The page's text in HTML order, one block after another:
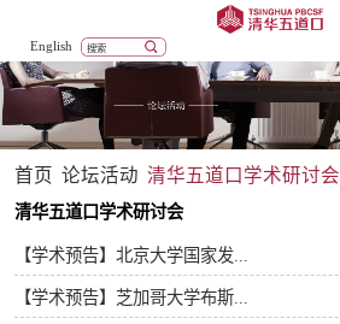
English
首页 论坛活动 清华五道口学术研讨会
清华五道口学术研讨会
【学术预告】北京大学国家发...
【学术预告】芝加哥大学布斯...